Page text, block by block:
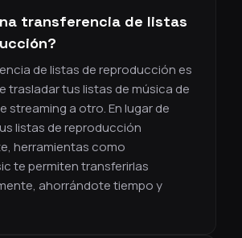
transferencia de listas
de listas de reproducción es
trasladar tus listas de música de
streaming a otro. En lugar de
listas de reproducción
herramientas como
te permiten transferirlas
ahorrándote tiempo y